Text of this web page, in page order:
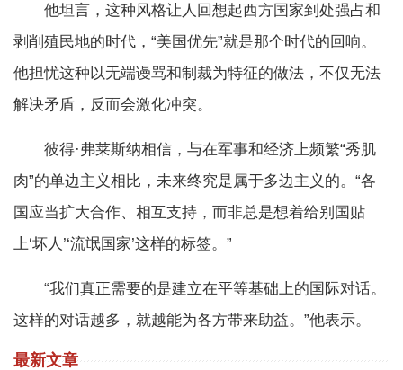
他坦言，这种风格让人回想起西方国家到处强占和
剥削殖民地的时代，“美国优先”就是那个时代的回响。
他担忧这种以无端谩骂和制裁为特征的做法，不仅无法
解决矛盾，反而会激化冲突。
彼得·弗莱斯纳相信，与在军事和经济上频繁“秀肌
肉”的单边主义相比，未来终究是属于多边主义的。“各
国应当扩大合作、相互支持，而非总是想着给别国贴
上‘坏人’‘流氓国家’这样的标签。”
“我们真正需要的是建立在平等基础上的国际对话。
这样的对话越多，就越能为各方带来助益。”他表示。
最新文章